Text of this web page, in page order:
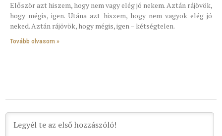
Először azt hiszem, hogy nem vagy elég jó nekem. Aztán rájövök,
hogy mégis, igen. Utána azt hiszem, hogy nem vagyok elég jó
neked. Aztán rájövök, hogy mégis, igen – kétségtelen.
Tovább olvasom »